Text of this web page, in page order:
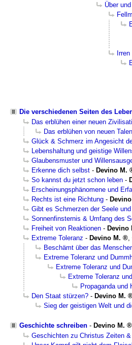
Über
Die verschiedenen Seiten des
Das erblühen einer neuen
Das erblühen von neuen
Glück & Schmerz im Angesicht
Lebenshaltung und geistige
Glaubensmuster und
Erkenne dich selbst - Devino M.
So kannst du jetzt schon leben -
Erscheinungsphänomene und
Rechts ist eine Richtung -
Gibt es Schmerzen der Seele
Sonnenfinsternis & Umfang des
Freiheit von Reaktionen - Devino
Extreme Toleranz - Devino M.
Beschämt über das
Extreme Toleranz und
Extreme Toleranz und
Extreme Toleranz
Propaganda
Den Staat stürzen? - Devino M.
Sieg der geistigen Welt und
Geschichte schreiben - Devino M.
Geschichten zu Christus Zeiten